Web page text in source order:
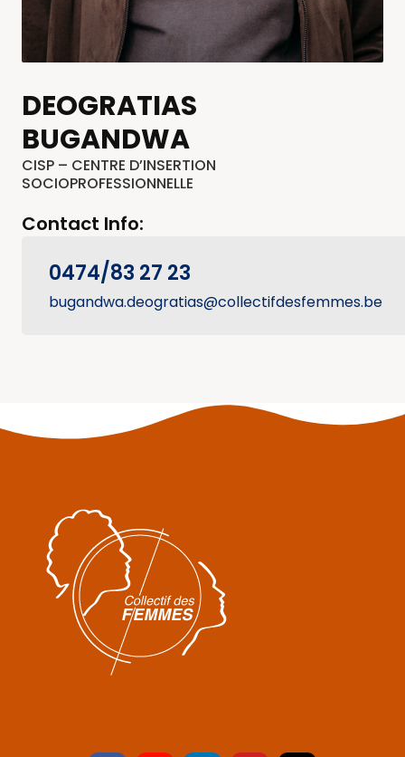
DEOGRATIAS
BUGANDWA
CISP – CENTRE D’INSERTION
SOCIOPROFESSIONNELLE
Contact Info:
0474/83 27 23
bugandwa.deogratias@collectifdesfemmes.be